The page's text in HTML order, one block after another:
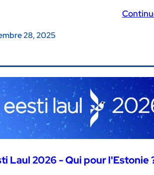
28, 2025
Laul 2026 - Qui pour l'Estonie